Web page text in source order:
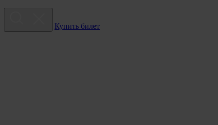
Купить билет